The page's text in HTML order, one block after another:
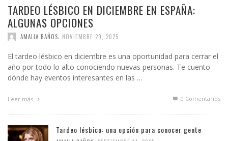
TARDEO LÉSBICO EN DICIEMBRE EN ESPAÑA:
ALGUNAS OPCIONES
AMALIA BAÑOS NOVIEMBRE 29, 2025
El tardeo lésbico en diciembre es una oportunidad para cerrar el
año por todo lo alto conociendo nuevas personas. Te cuento
dónde hay eventos interesantes en las …
Leer más 0 Comentarios
Tardeo lésbico: una opción para conocer gente